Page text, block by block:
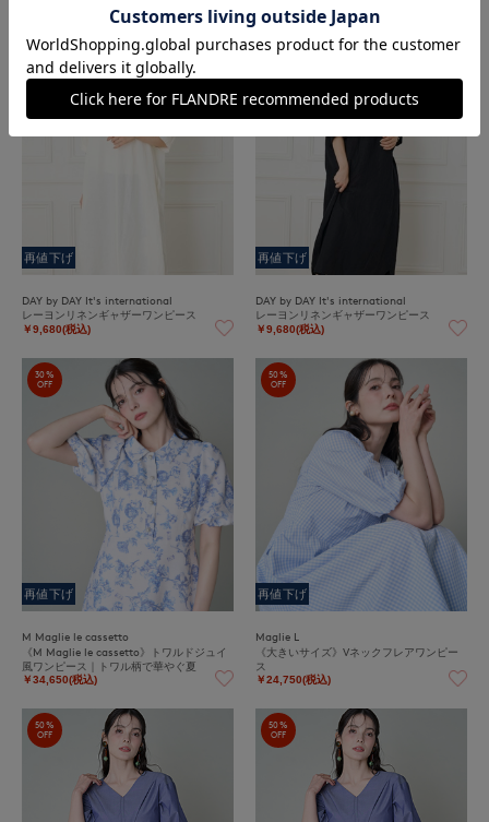
OFF
再値下げ
DAY by DAY It's international
レーヨンリネンギャザーワンピース
￥9,680(税込)
OFF
再値下げ
DAY by DAY It's international
レーヨンリネンギャザーワンピース
￥9,680(税込)
30%
OFF
再値下げ
M Maglie le cassetto
《M Maglie le cassetto》トワルドジュイ
風ワンピース｜トワル柄で華やぐ夏
￥34,650(税込)
50%
OFF
再値下げ
Maglie L
《大きいサイズ》Vネックフレアワンピー
ス
￥24,750(税込)
50%
OFF
50%
OFF